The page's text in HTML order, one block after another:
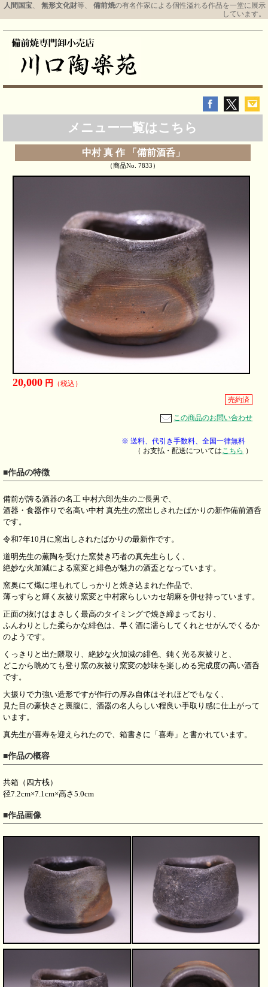
人間国宝、 無形文化財等、 備前焼の有名作家による個性溢れる作品を一堂に展示
しています。
メニュー一覧はこちら
中村 真 作 「備前酒呑」
（商品No. 7833）
20,000 円
（税込）
売約済
この商品のお問い合わせ
※ 送料、代引き手数料、全国一律無料
（ お支払・配送については こちら ）
■作品の特徴
備前が誇る酒器の名工 中村六郎先生のご長男で、
酒器・食器作りで名高い中村 真先生の窯出しされたばかりの新作備前酒呑
です。
令和7年10月に窯出しされたばかりの最新作です。
道明先生の薫陶を受けた窯焚き巧者の真先生らしく、
絶妙な火加減による窯変と緋色が魅力の酒盃となっています。
窯奥にて熾に埋もれてしっかりと焼き込まれた作品で、
薄っすらと輝く灰被り窯変と中村家らしいカセ胡麻を併せ持っています。
正面の抜けはまさしく最高のタイミングで焼き締まっており、
ふんわりとした柔らかな緋色は、早く酒に濡らしてくれとせがんでくるか
のようです。
くっきりと出た隈取り、絶妙な火加減の緋色、鈍く光る灰被りと、
どこから眺めても登り窯の灰被り窯変の妙味を楽しめる完成度の高い酒呑
です。
大振りで力強い造形ですが作行の厚み自体はそれほどでもなく、
見た目の豪快さと裏腹に、酒器の名人らしい程良い手取り感に仕上がって
います。
真先生が喜寿を迎えられたので、箱書きに「喜寿」と書かれています。
■作品の概容
共箱（四方桟）
径7.2cm×7.1cm×高さ5.0cm
■作品画像